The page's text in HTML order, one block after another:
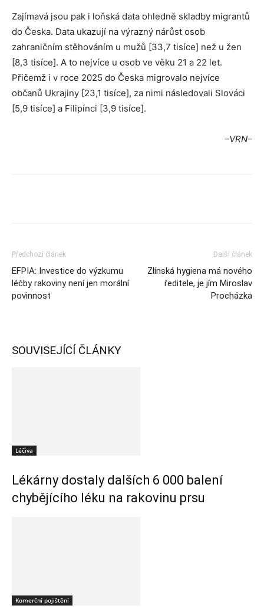
Zajímavá jsou pak i loňská data ohledně skladby migrantů
do Česka. Data ukazují na výrazný nárůst osob
zahraničním stěhováním u mužů [33,7 tisíce] než u žen
[8,3 tisíce]. A to nejvíce u osob ve věku 21 a 22 let.
Přičemž i v roce 2025 do Česka migrovalo nejvíce
občanů Ukrajiny [23,1 tisíce], za nimi následovali Slováci
[5,9 tisíce] a Filipínci [3,9 tisíce].
–VRN–
Předchozí článek
EFPIA: Investice do výzkumu
léčby rakoviny není jen morální
povinnost
Další článek
Zlínská hygiena má nového
ředitele, je jím Miroslav
Procházka
SOUVISEJÍCÍ ČLÁNKY
Léčiva
Lékárny dostaly dalších 6 000 balení
chybějícího léku na rakovinu prsu
Komerční pojištění